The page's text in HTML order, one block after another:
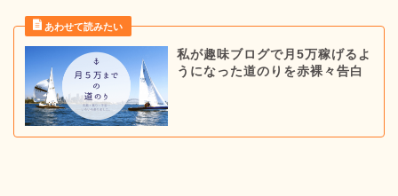
私が趣味ブログで月5万稼げるよ
うになった道のりを赤裸々告白